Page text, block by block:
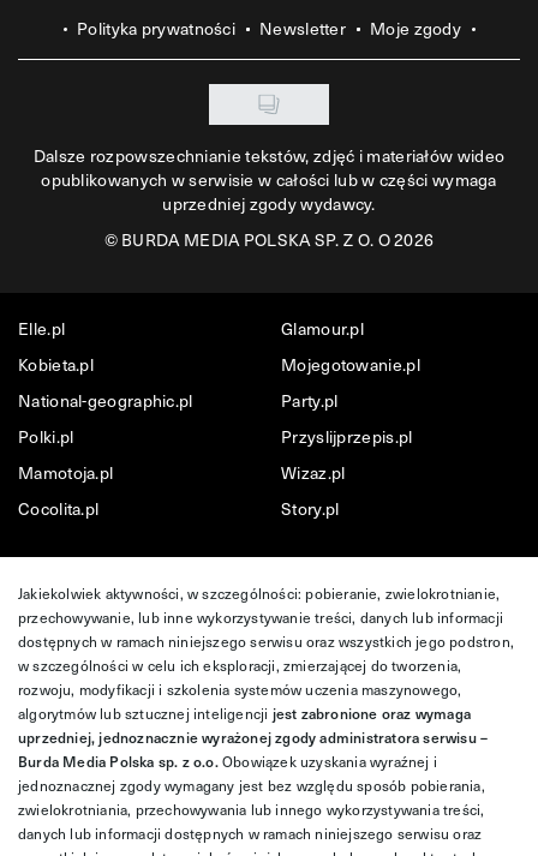
Polityka prywatności
Newsletter Moje zgody
Dalsze rozpowszechnianie tekstów, zdjęć i materiałów wideo
opublikowanych w serwisie w całości lub w części wymaga
uprzedniej zgody wydawcy.
©BURDA MEDIA POLSKA SP. Z O. O 2026
Elle.pl
Glamour.pl
Kobieta.pl
Mojegotowanie.pl
National-geographic.pl
Party.pl
Polki.pl
Przyslijprzepis.pl
Mamotoja.pl
Wizaz.pl
Cocolita.pl
Story.pl
Jakiekolwiek aktywności, w szczególności: pobieranie, zwielokrotnianie,
przechowywanie, lub inne wykorzystywanie treści, danych lub informacji
dostępnych w ramach niniejszego serwisu oraz wszystkich jego podstron,
w szczególności w celu ich eksploracji, zmierzającej do tworzenia,
rozwoju, modyfikacji i szkolenia systemów uczenia maszynowego,
algorytmów lub sztucznej inteligencji jest zabronione oraz wymaga
uprzedniej, jednoznacznie wyrażonej zgody administratora serwisu –
Burda Media Polska sp. z o.o.Obowiązek uzyskania wyraźnej i
jednoznacznej zgody wymagany jest bez względu sposób pobierania,
zwielokrotniania, przechowywania lub innego wykorzystywania treści,
danych lub informacji dostępnych w ramach niniejszego serwisu oraz